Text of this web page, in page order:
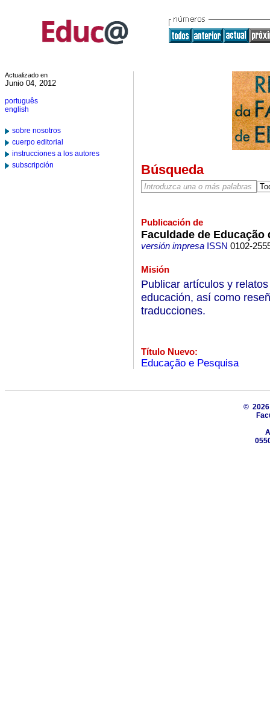
Actualizado en
Junio 04, 2012
português
english
sobre nosotros
cuerpo editorial
instrucciones a los autores
subscripción
Búsqueda
Publicación de
Faculdade de Educação
versión impresaISSN 0102-
Misión
Publicar artículos y
educación, así como
traducciones.
Título Nuevo:
Educação e Pesquisa
©